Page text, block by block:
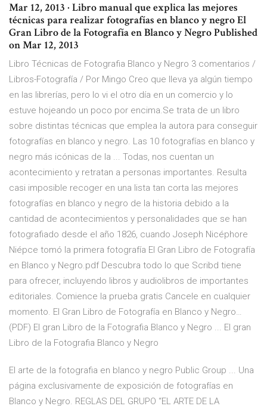
Mar 12, 2013 · Libro manual que explica las mejores
técnicas para realizar fotografías en blanco y negro El
Gran Libro de la Fotografía en Blanco y Negro Published
on Mar 12, 2013
Libro Técnicas de Fotografia Blanco y Negro 3 comentarios /
Libros-Fotografía / Por Mingo Creo que lleva ya algún tiempo
en las librerías, pero lo vi el otro día en un comercio y lo
estuve hojeando un poco por encima.Se trata de un libro
sobre distintas técnicas que emplea la autora para conseguir
fotografías en blanco y negro. Las 10 fotografías en blanco y
negro más icónicas de la ... Todas, nos cuentan un
acontecimiento y retratan a personas importantes. Resulta
casi imposible recoger en una lista tan corta las mejores
fotografías en blanco y negro de la historia debido a la
cantidad de acontecimientos y personalidades que se han
fotografiado desde el año 1826, cuando Joseph Nicéphore
Niépce tomó la primera fotografía El Gran Libro de Fotografía
en Blanco y Negro.pdf Descubra todo lo que Scribd tiene
para ofrecer, incluyendo libros y audiolibros de importantes
editoriales. Comience la prueba gratis Cancele en cualquier
momento. El Gran Libro de Fotografía en Blanco y Negro…
(PDF) El gran Libro de la Fotografia Blanco y Negro ... El gran
Libro de la Fotografia Blanco y Negro
El arte de la fotografia en blanco y negro Public Group ... Una
página exclusivamente de exposición de fotografías en
Blanco y Negro. REGLAS DEL GRUPO “EL ARTE DE LA